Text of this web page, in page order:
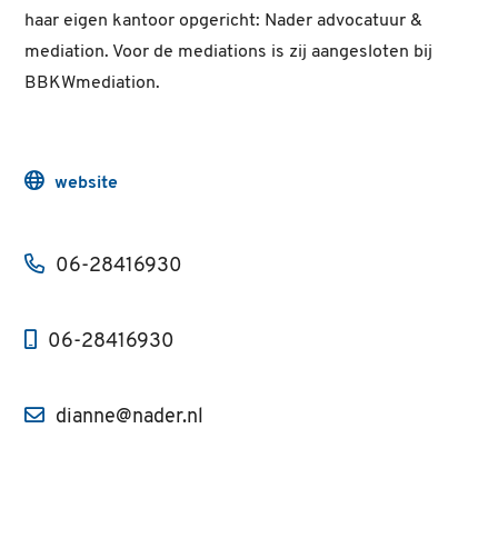
haar eigen kantoor opgericht: Nader advocatuur &
mediation. Voor de mediations is zij aangesloten bij
BBKWmediation.
website
06-28416930
06-28416930
dianne@nader.nl